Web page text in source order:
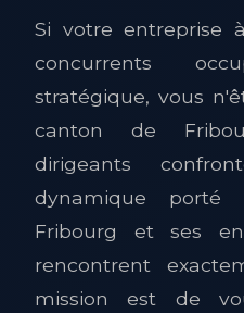
Si votre entreprise
concurrents
stratégique, vous
canton de
dirigeants
dynamique porté
Fribourg et ses
rencontrent
mission est de